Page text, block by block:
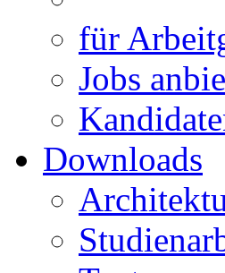
für
Jobs
Downloads